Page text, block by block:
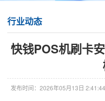
行业动态
快钱POS机刷卡
发布时间：2026年05月13日 2:41:44